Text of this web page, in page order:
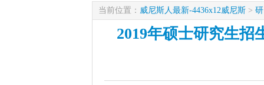
当前位置： 威尼斯人最新-4436x12威尼斯 >
2019年硕士研究生招